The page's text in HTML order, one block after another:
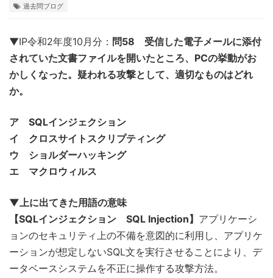
過去問ブログ
▼IP令和2年度10月分： 問58 受信した電子メールに添付
されていた文書ファイルを開いたところ、PCの挙動がお
かしくなった。疑われる攻撃として、適切なものはどれ
か。
ア SQLインジェクション
イ クロスサイトスクリプティング
ウ ショルダーハッキング
エ マクロウィルス
▼上に出てきた用語の意味
【SQLインジェクション SQL Injection】 アプリケーシ
ョンのセキュリティ上の不備を意図的に利用し、アプリケ
ーションが想定しないSQL文を実行させることにより、デ
ータベースシステムを不正に操作する攻撃方法。